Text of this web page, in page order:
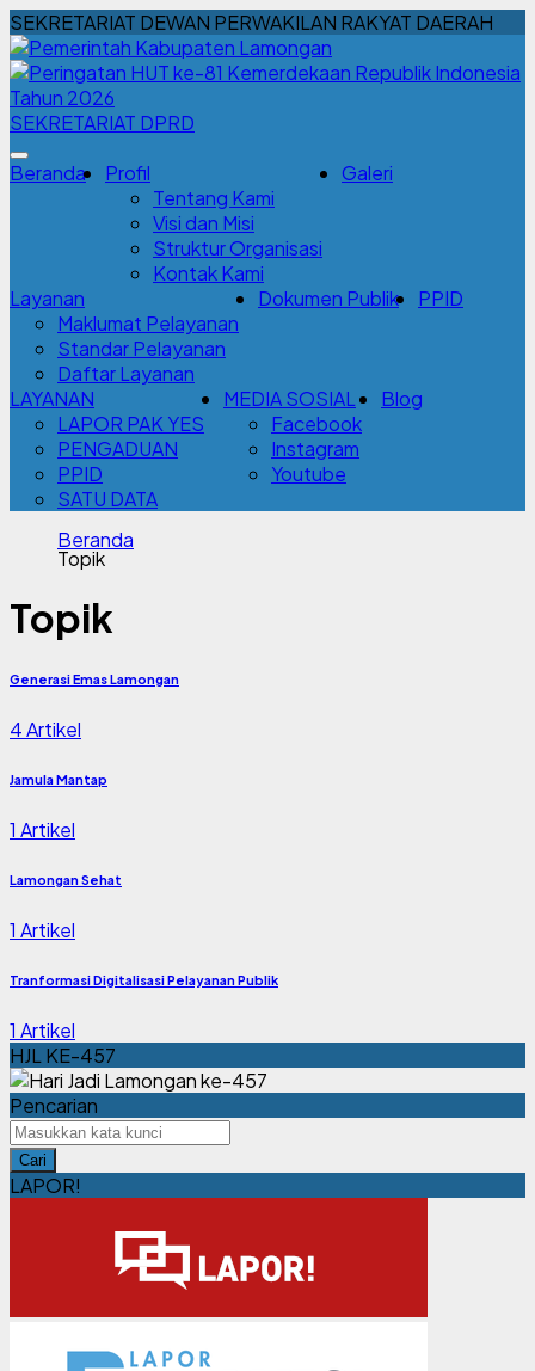
SEKRETARIAT DEWAN PERWAKILAN RAKYAT DAERAH
SEKRETARIAT DPRD
Beranda
Profil
Tentang Kami
Visi dan Misi
Struktur Organisasi
Kontak Kami
Galeri
Layanan
Maklumat Pelayanan
Standar Pelayanan
Daftar Layanan
Dokumen Publik PPID
LAYANAN
LAPOR PAK YES
PENGADUAN
PPID
SATU DATA
MEDIA SOSIAL
Facebook
Instagram
Youtube
Blog
Beranda
Topik
Topik
Generasi Emas Lamongan
4 Artikel
Jamula Mantap
1 Artikel
Lamongan Sehat
1 Artikel
Tranformasi Digitalisasi Pelayanan Publik
1 Artikel
HJL KE-457
Pencarian
Cari
LAPOR!